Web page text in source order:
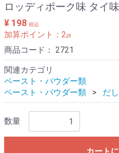
ロッディポーク味 タイ
¥ 198 税込
加算ポイント： 2pt
商品コード： 2721
関連カテゴリ
ペースト・パウダー類
ペースト・パウダー類
だ
数量